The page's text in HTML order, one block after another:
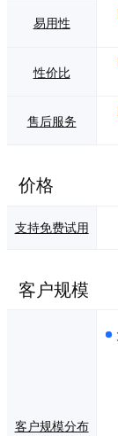
易用性
性价比
售后服务
价格
支持免费试用
客户规模
客户规模分布